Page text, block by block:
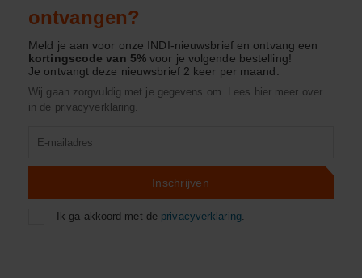
ontvangen?
Meld je aan voor onze INDI-nieuwsbrief en ontvang een
kortingscode van 5%voor je volgende bestelling!
Je ontvangt deze nieuwsbrief 2 keer per maand.
Wij gaan zorgvuldig met je gegevens om. Lees hier meer over
in de privacyverklaring.
Inschrijven
Ik ga akkoord met de privacyverklaring.